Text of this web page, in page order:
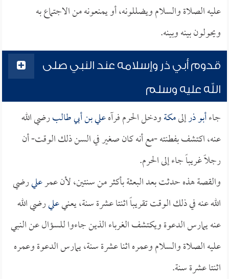
عليه الصلاة والسلام ويضللونه، أو يمنعونه من الاجتماع به
ويحولون بينه وبينه.
قدوم أبي ذر وإسلامه عند النبي صلى
الله عليه وسلم
جاءأبو ذرإلىمكةودخل الحرم فرآهعلي بن أبي طالبرضي الله
عنه، اكتشف بفطنته -مع أنه كان صغير في السن ذلك الوقت- أن
رجلاً غريباً جاء إلى الحرم.
والقصة هذه حدثت بعد البعثة بأكثر من سنتين، لأن عمرعليرضي
الله عنه في ذلك الوقت تقريباً اثنتا عشرة سنة، يعنيعليرضي الله
عنه يمارس الدعوة ويكتشف الغرباء الذين جاءوا للسؤال عن النبي
عليه الصلاة والسلام وعمره اثنا عشرة سنة، يمارس الدعوة وعمره
اثنتا عشرة سنة.